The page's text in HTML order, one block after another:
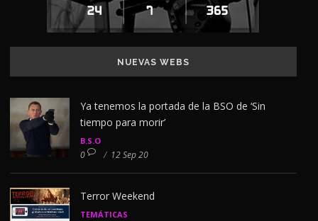
NUEVAS WEBS
Ya tenemos la portada de la BSO de ‘Sin
tiempo para morir’
B.S.O
0 / 12 Sep 20
Terror Weekend
TEMÁTICAS